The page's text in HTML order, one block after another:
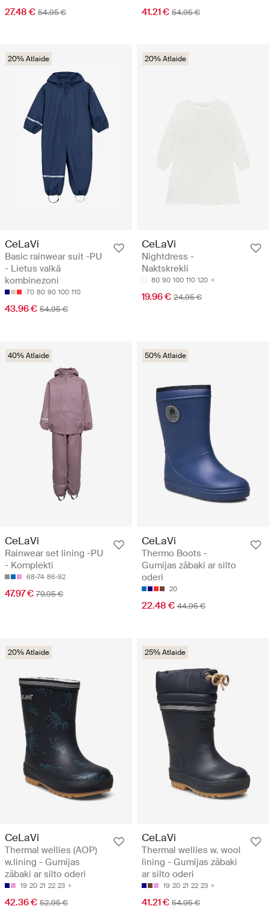
27.48 € 54.95 € 41.21 € 54.95 €
20% Atlaide
CeLaVi
Basic rainwear suit -PU
- Lietus valkā
kombinezoni
70 80 90 100 110
43.96 € 54.95 €
20% Atlaide
CeLaVi
Nightdress -
Naktskrekli
80 90 100 110 120
19.96 € 24.95 €
40% Atlaide
CeLaVi
Rainwear set lining -PU
- Komplekti
68-74 86-92
47.97 € 79.95 €
50% Atlaide
CeLaVi
Thermo Boots -
Gumijas zābaki ar silto
oderi
20
22.48 € 44.95 €
20% Atlaide
CeLaVi
Thermal wellies (AOP)
w.lining - Gumijas
zābaki ar silto oderi
19 20 21 22 23
42.36 € 52.95 €
25% Atlaide
CeLaVi
Thermal wellies w. wool
lining - Gumijas zābaki
ar silto oderi
19 20 21 22 23
41.21 € 54.95 €